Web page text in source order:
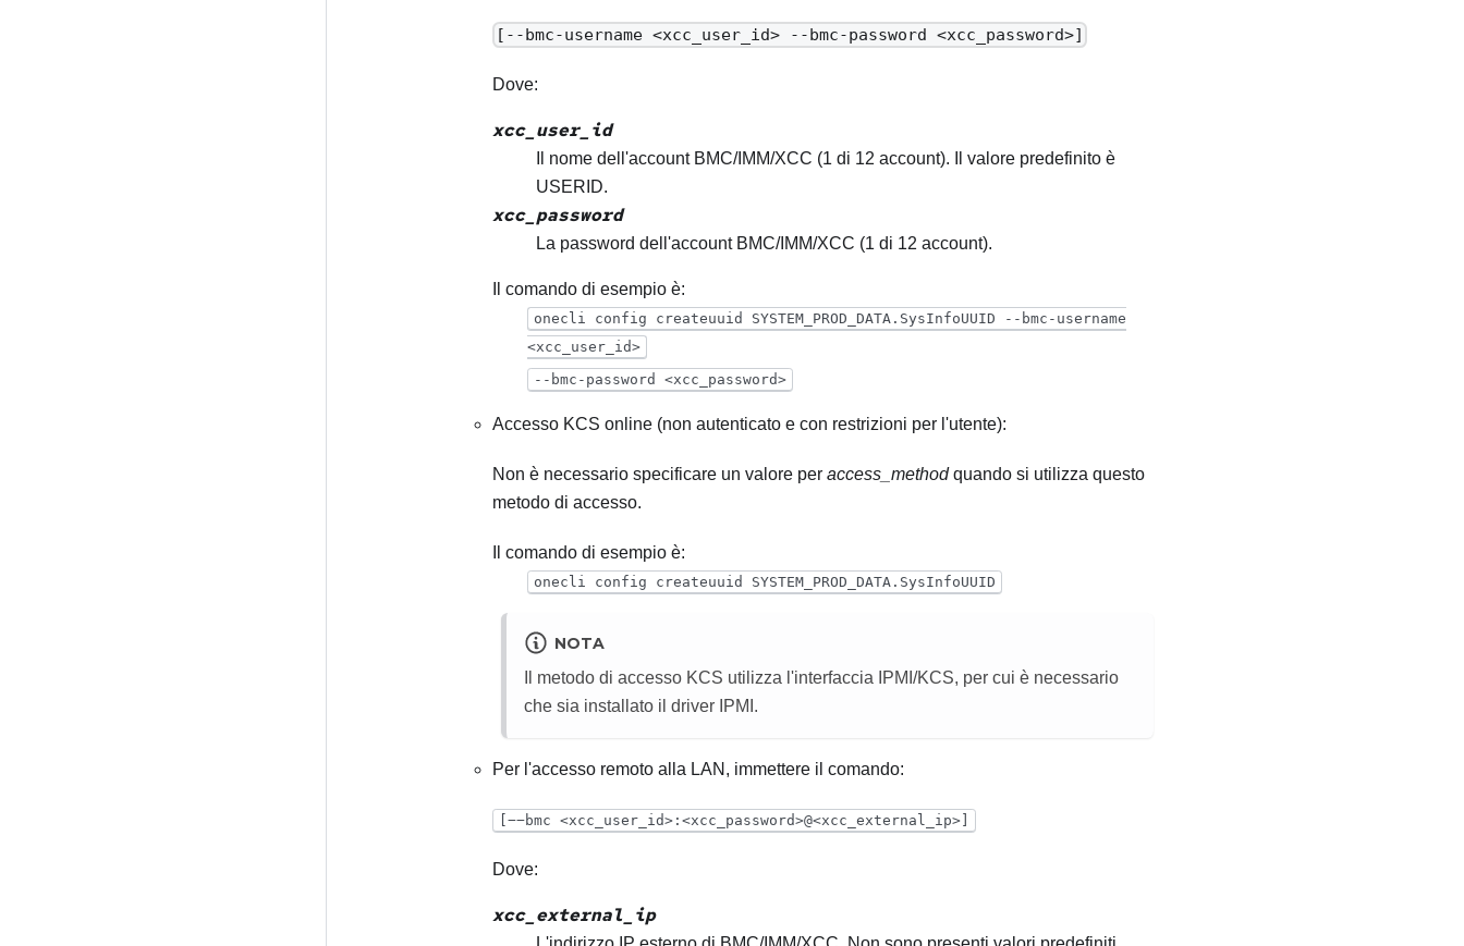
[--bmc-username <xcc_user_id> --bmc-password <xcc_password>]
Dove:
xcc_user_id
Il nome dell'account BMC/IMM/XCC (1 di 12 account). Il valore predefinito è
USERID.
xcc_password
La password dell'account BMC/IMM/XCC (1 di 12 account).
Il comando di esempio è:
onecli config createuuid SYSTEM_PROD_DATA.SysInfoUUID --bmc-username
<xcc_user_id>
--bmc-password <xcc_password>
Accesso KCS online (non autenticato e con restrizioni per l'utente):
Non è necessario specificare un valore per access_methodquando si utilizza questo
metodo di accesso.
Il comando di esempio è:
onecli config createuuid SYSTEM_PROD_DATA.SysInfoUUID
NOTA
Il metodo di accesso KCS utilizza l'interfaccia IPMI/KCS, per cui è necessario
che sia installato il driver IPMI.
Per l'accesso remoto alla LAN, immettere il comando:
[−−bmc <xcc_user_id>:<xcc_password>@<xcc_external_ip>]
Dove:
xcc_external_ip